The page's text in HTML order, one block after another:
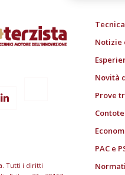
Tutti i diritti
Tecnica
Notizie
Novità
Prove
PAC e